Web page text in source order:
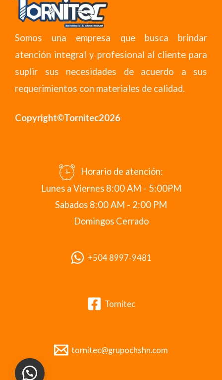
Somos una empresa que busca brindar
atención integral y profesional al cliente para
suplir sus necesidades de acuerdo a sus
requerimientos con materiales de calidad.
Copyright©Tornitec2026
Horario de atención:
Lunes a Viernes 8:00 AM - 5:00PM
Sabados 8:00 AM - 2:00 PM
Domingos Cerrado
+504 8997-9481
Tornitec
tornitec@grupochshn.com